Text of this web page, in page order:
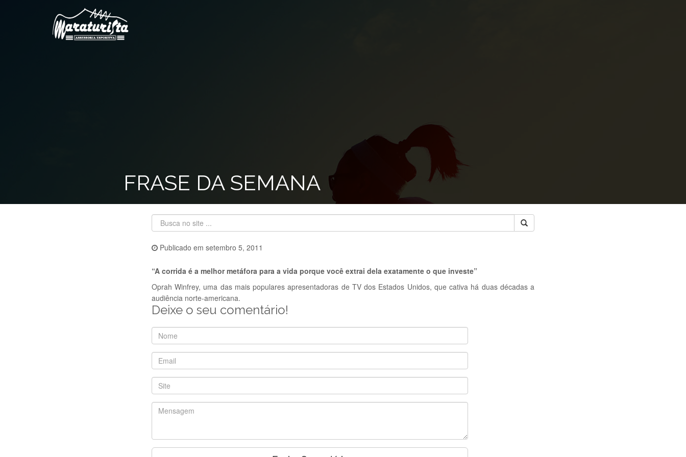
FRASE DA SEMANA
Publicado em setembro 5, 2011
“A corrida é a melhor metáfora para a vida porque você extrai dela exatamente o que investe”
Oprah Winfrey, uma das mais populares apresentadoras de TV dos Estados Unidos, que cativa há duas décadas a
audiência norte-americana.
Deixe o seu comentário!